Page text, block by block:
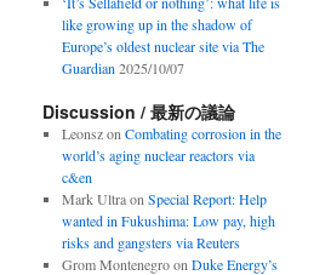
like growing up in the shadow of
Europe’s oldest nuclear site via The
Guardian 2025/10/07
Discussion / 最新の議論
Leonszon Combating corrosion in the
world’s aging nuclear reactors via
c&en
Mark Ultraon Special Report: Help
wanted in Fukushima: Low pay, high
risks and gangsters via Reuters
Grom Montenegroon Duke Energy’s